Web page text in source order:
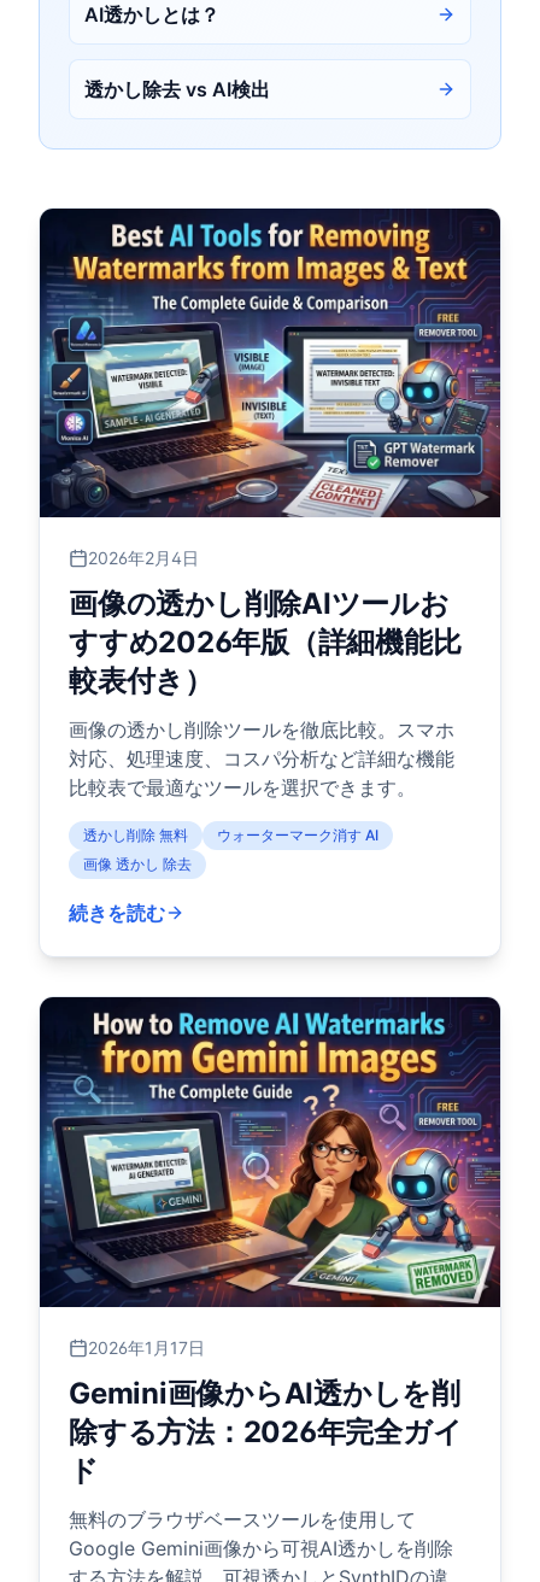
AI透かしとは？
透かし除去 vs AI検出
2026年2月4日
画像の透かし削除AIツールお
すすめ2026年版（詳細機能比
較表付き）
画像の透かし削除ツールを徹底比較。スマホ
対応、処理速度、コスパ分析など詳細な機能
比較表で最適なツールを選択できます。
透かし削除 無料
ウォーターマーク消す AI
画像 透かし 除去
続きを読む
2026年1月17日
Gemini画像からAI透かしを削
除する方法：2026年完全ガイ
ド
無料のブラウザベースツールを使用して
Google Gemini画像から可視AI透かしを削除
する方法を解説。可視透かしとSynthIDの違い